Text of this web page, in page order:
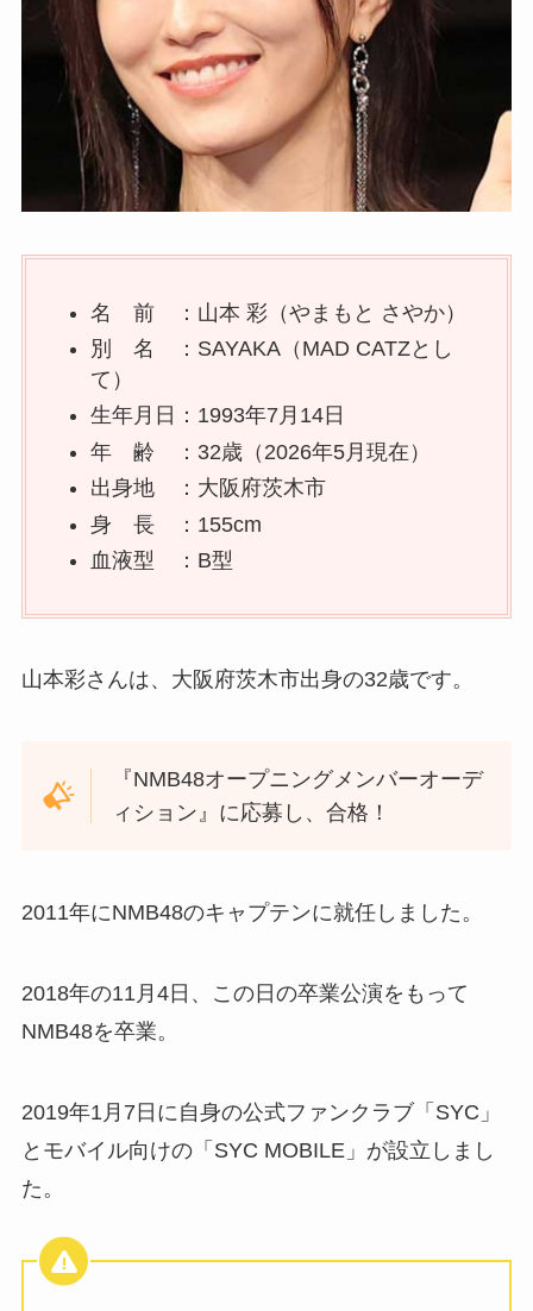
名 前 ：山本 彩（やまもと さやか）
別 名 ：SAYAKA（MAD CATZとし
て）
生年月日：1993年7月14日
年 齢 ：32歳（2026年5月現在）
出身地 ：大阪府茨木市
身 長 ：155cm
血液型 ：B型
山本彩さんは、大阪府茨木市出身の32歳です。
『NMB48オープニングメンバーオーデ
ィション』に応募し、合格！
2011年にNMB48のキャプテンに就任しました。
2018年の11月4日、この日の卒業公演をもって
NMB48を卒業。
2019年1月7日に自身の公式ファンクラブ「SYC」
とモバイル向けの「SYC MOBILE」が設立しまし
た。